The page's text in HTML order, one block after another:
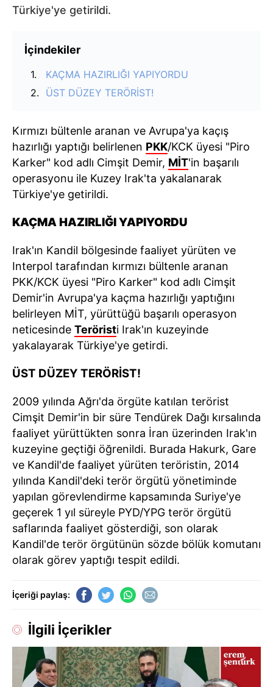
Türkiye'ye getirildi.
İçindekiler
KAÇMA HAZIRLIĞI YAPIYORDU
ÜST DÜZEY TERÖRİST!
Kırmızı bültenle aranan ve Avrupa'ya kaçış
hazırlığı yaptığı belirlenen PKK/KCK üyesi "Piro
Karker" kod adlı Cimşit Demir, MİT'in başarılı
operasyonu ile Kuzey Irak'ta yakalanarak
Türkiye'ye getirildi.
KAÇMA HAZIRLIĞI YAPIYORDU
Irak'ın Kandil bölgesinde faaliyet yürüten ve
Interpol tarafından kırmızı bültenle aranan
PKK/KCK üyesi "Piro Karker" kod adlı Cimşit
Demir'in Avrupa'ya kaçma hazırlığı yaptığını
belirleyen MİT, yürüttüğü başarılı operasyon
neticesinde Teröristi Irak'ın kuzeyinde
yakalayarak Türkiye'ye getirdi.
ÜST DÜZEY TERÖRİST!
2009 yılında Ağrı'da örgüte katılan terörist
Cimşit Demir'in bir süre Tendürek Dağı kırsalında
faaliyet yürüttükten sonra İran üzerinden Irak'ın
kuzeyine geçtiği öğrenildi. Burada Hakurk, Gare
ve Kandil'de faaliyet yürüten teröristin, 2014
yılında Kandil'deki terör örgütü yönetiminde
yapılan görevlendirme kapsamında Suriye'ye
geçerek 1 yıl süreyle PYD/YPG terör örgütü
saflarında faaliyet gösterdiği, son olarak
Kandil'de terör örgütünün sözde bölük komutanı
olarak görev yaptığı tespit edildi.
İçeriği paylaş:
İlgili İçerikler